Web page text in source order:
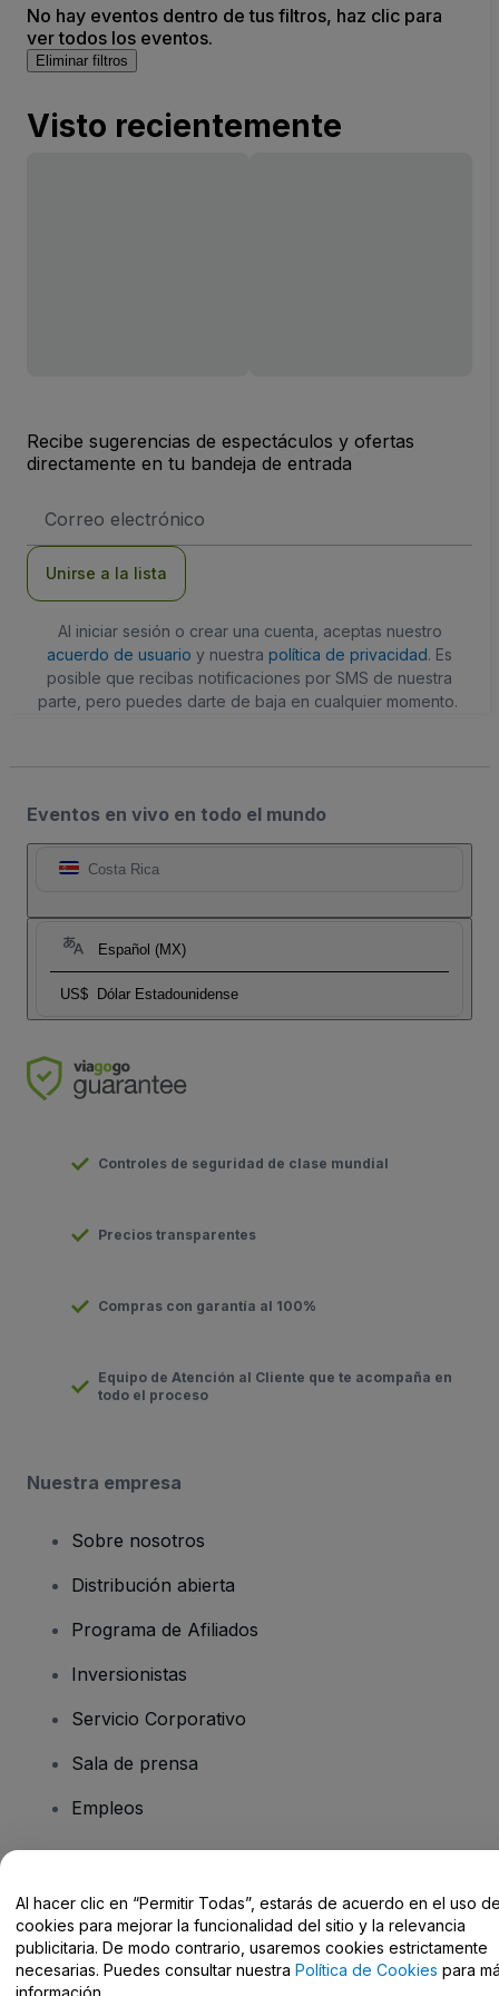
No hay eventos dentro de tus filtros, haz clic para
ver todos los eventos.
Eliminar filtros
Visto recientemente
Recibe sugerencias de espectáculos y ofertas
directamente en tu bandeja de entrada
de
Unirse a la lista
Al iniciar sesión o crear una cuenta, aceptas nuestro
acuerdo de usuario y nuestra política de privacidad. Es
posible que recibas notificaciones por SMS de nuestra
parte, pero puedes darte de baja en cualquier momento.
Eventos en vivo en todo el mundo
Costa Rica
Español (MX)
US$ Dólar Estadounidense
Controles de seguridad de clase mundial
Precios transparentes
Compras con garantía al 100%
Equipo de Atención al Cliente que te acompaña en
todo el proceso
Nuestra empresa
Sobre nosotros
Distribución abierta
Programa de Afiliados
Inversionistas
Servicio Corporativo
Sala de prensa
Empleos
Centro de Ayuda / Contacto
Al hacer clic en “Permitir Todas”, estarás de acuerdo en el uso
cookies para mejorar la funcionalidad del sitio y la relevancia
publicitaria. De modo contrario, usaremos cookies estrictamente
necesarias. Puedes consultar nuestra Política de Cookies para
información.